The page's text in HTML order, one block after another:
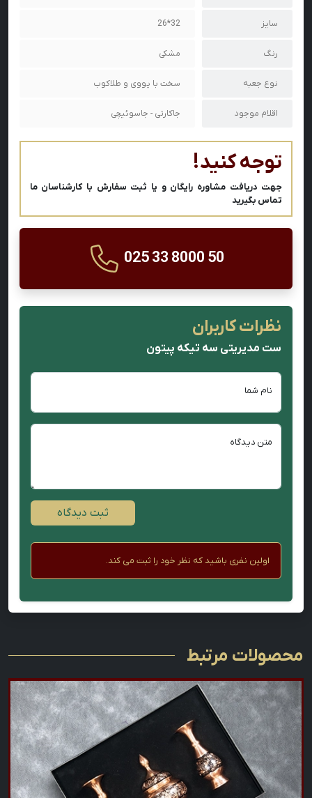
سایز 32*26
رنگ مشکی
نوع جعبه سخت با یووی و طلاکوب
اقلام موجود جاکارتی - جاسوئیچی
توجه کنید!
جهت دریافت مشاوره رایگان و یا ثبت سفارش با کارشناسان ما
تماس بگیرید
025 33 8000 50
نظرات کاربران
ست مدیریتی سه تیکه پیتون
نام شما
متن دیدگاه
ثبت دیدگاه
اولین نفری باشید که نظر خود را ثبت می کند.
محصولات مرتبط